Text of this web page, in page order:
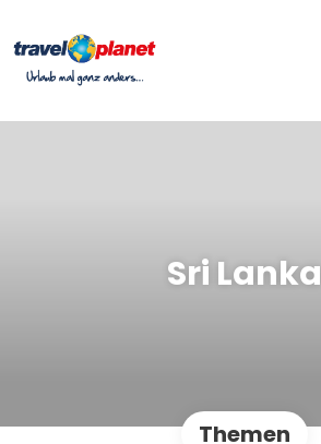
Sri Lanka
Themen